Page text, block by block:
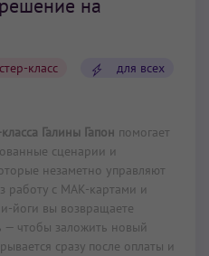
на
класс для всех
Галины Гапон помогает
сценарии и
незаметно управляют
работу с МАК-картами и
йоги вы возвращаете
— чтобы заложить новый
сразу после оплаты и